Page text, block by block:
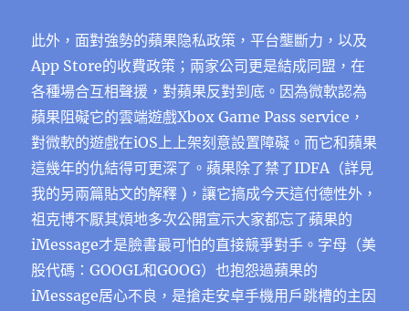
此外，面對強勢的蘋果隐私政策，平台壟斷力，以及
App Store的收費政策；兩家公司更是結成同盟，在
各種場合互相聲援，對蘋果反對到底。因為微軟認為
蘋果阻礙它的雲端遊戲Xbox Game Pass service，
對微軟的遊戲在iOS上上架刻意設置障礙。而它和蘋果
這幾年的仇結得可更深了。蘋果除了禁了IDFA（詳見
我的另兩篇貼文的解釋 )，讓它搞成今天這付德性外，
祖克博不厭其煩地多次公開宣示大家都忘了蘋果的
iMessage才是臉書最可怕的直接競爭對手。字母（美
股代碼：GOOGL和GOOG）也抱怨過蘋果的
iMessage居心不良，是搶走安卓手機用戶跳槽的主因